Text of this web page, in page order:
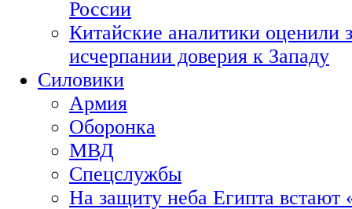
России
Китайские аналитики оценили
исчерпании доверия к Западу
Силовики
Армия
Оборонка
МВД
Спецслужбы
На защиту неба Египта встают